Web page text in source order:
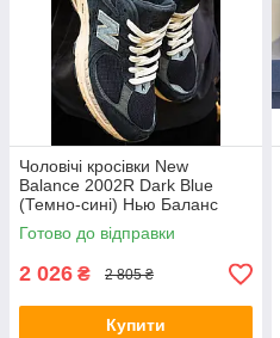
Чоловічі кросівки New
Balance 2002R Dark Blue
(Темно-сині) Нью Баланс
2002Р натуральний замш
сітка текстиль
Готово до відправки
2 026 ₴ 2 805 ₴
Купити